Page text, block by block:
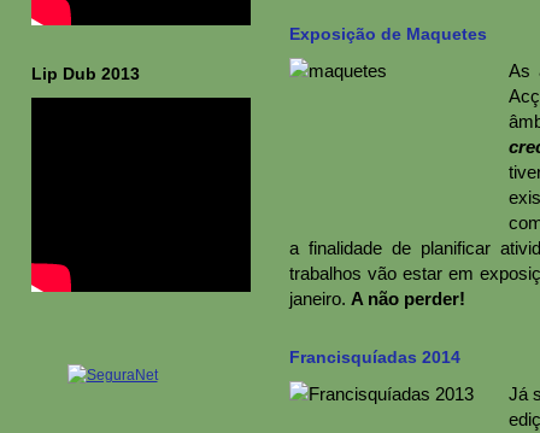
Exposição de Maquetes
As
a finalidade de planificar
trabalhos vão estar em
janeiro. A não perder!
Francisquíadas 2014
Já
Lip Dub 2013